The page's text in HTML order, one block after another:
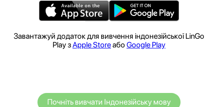
Завантажуй додаток для вивчення індонезійської LinGo
Play зApple Storeабо Google Play
Почніть вивчати Індонезійську мову